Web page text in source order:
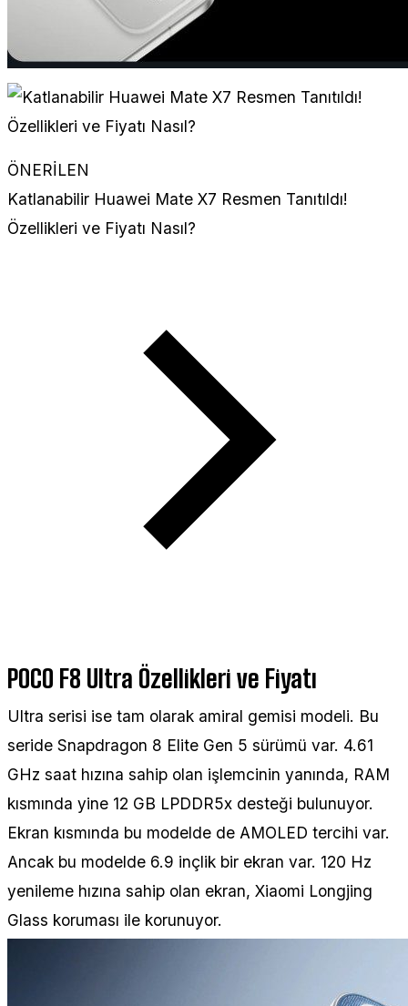
ÖNERİLEN
Katlanabilir Huawei Mate X7 Resmen Tanıtıldı!
Özellikleri ve Fiyatı Nasıl?
POCO F8 Ultra Özellikleri ve Fiyatı
Ultra serisi ise tam olarak amiral gemisi modeli. Bu
seride Snapdragon 8 Elite Gen 5 sürümü var. 4.61
GHz saat hızına sahip olan işlemcinin yanında, RAM
kısmında yine 12 GB LPDDR5x desteği bulunuyor.
Ekran kısmında bu modelde de AMOLED tercihi var.
Ancak bu modelde 6.9 inçlik bir ekran var. 120 Hz
yenileme hızına sahip olan ekran, Xiaomi Longjing
Glass koruması ile korunuyor.